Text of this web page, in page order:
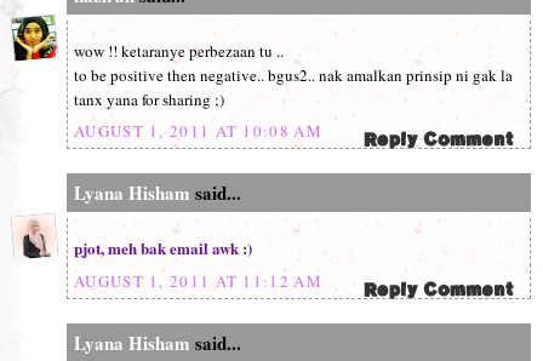
wow !! ketaranye perbezaan tu ..
to be positive then negative.. bgus2.. nak amalkan prinsip ni gak la
tanx yana for sharing ;)
AUGUST 1, 2011 AT 10:08 AM
Lyana Hisham said...
pjot, meh bak email awk :)
AUGUST 1, 2011 AT 11:12 AM
Lyana Hisham said...